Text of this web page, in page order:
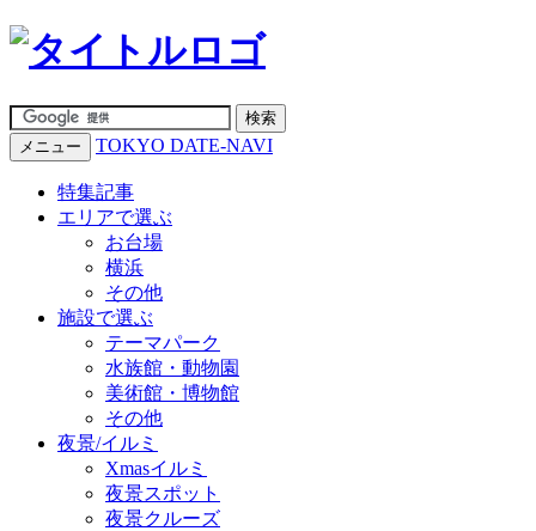
メニュー TOKYO DATE-NAVI
特集記事
エリアで選ぶ
お台場
横浜
その他
施設で選ぶ
テーマパーク
水族館・動物園
美術館・博物館
その他
夜景/イルミ
Xmasイルミ
夜景スポット
夜景クルーズ